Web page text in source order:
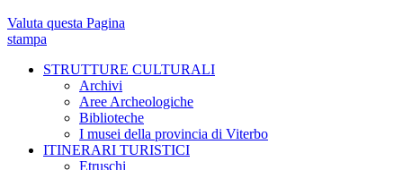
Valuta questa Pagina
stampa
STRUTTURE CULTURALI
Archivi
Aree Archeologiche
Biblioteche
I musei della provincia di Viterbo
ITINERARI TURISTICI
Etruschi